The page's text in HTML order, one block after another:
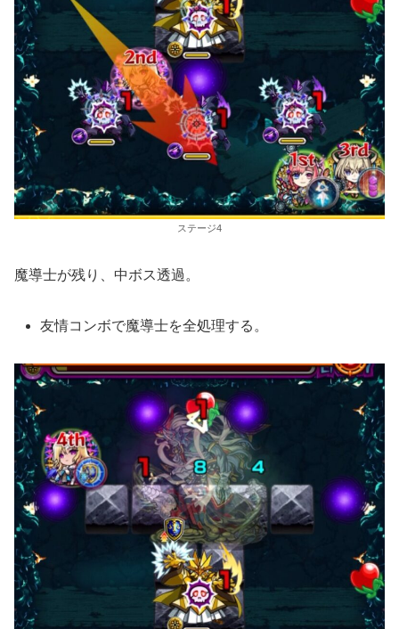
ステージ4
魔導士が残り、中ボス透過。
友情コンボで魔導士を全処理する。